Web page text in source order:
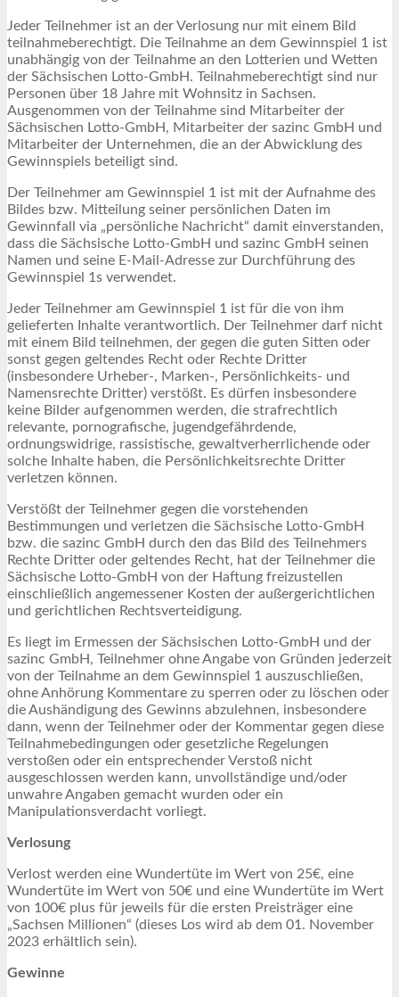
Jeder Teilnehmer ist an der Verlosung nur mit einem Bild
teilnahmeberechtigt. Die Teilnahme an dem Gewinnspiel 1 ist
unabhängig von der Teilnahme an den Lotterien und Wetten
der Sächsischen Lotto-GmbH. Teilnahmeberechtigt sind nur
Personen über 18 Jahre mit Wohnsitz in Sachsen.
Ausgenommen von der Teilnahme sind Mitarbeiter der
Sächsischen Lotto-GmbH, Mitarbeiter der sazinc GmbH und
Mitarbeiter der Unternehmen, die an der Abwicklung des
Gewinnspiels beteiligt sind.
Der Teilnehmer am Gewinnspiel 1 ist mit der Aufnahme des
Bildes bzw. Mitteilung seiner persönlichen Daten im
Gewinnfall via „persönliche Nachricht“ damit einverstanden,
dass die Sächsische Lotto-GmbH und sazinc GmbH seinen
Namen und seine E-Mail-Adresse zur Durchführung des
Gewinnspiel 1s verwendet.
Jeder Teilnehmer am Gewinnspiel 1 ist für die von ihm
gelieferten Inhalte verantwortlich. Der Teilnehmer darf nicht
mit einem Bild teilnehmen, der gegen die guten Sitten oder
sonst gegen geltendes Recht oder Rechte Dritter
(insbesondere Urheber-, Marken-, Persönlichkeits- und
Namensrechte Dritter) verstößt. Es dürfen insbesondere
keine Bilder aufgenommen werden, die strafrechtlich
relevante, pornografische, jugendgefährdende,
ordnungswidrige, rassistische, gewaltverherrlichende oder
solche Inhalte haben, die Persönlichkeitsrechte Dritter
verletzen können.
Verstößt der Teilnehmer gegen die vorstehenden
Bestimmungen und verletzen die Sächsische Lotto-GmbH
bzw. die sazinc GmbH durch den das Bild des Teilnehmers
Rechte Dritter oder geltendes Recht, hat der Teilnehmer die
Sächsische Lotto-GmbH von der Haftung freizustellen
einschließlich angemessener Kosten der außergerichtlichen
und gerichtlichen Rechtsverteidigung.
Es liegt im Ermessen der Sächsischen Lotto-GmbH und der
sazinc GmbH, Teilnehmer ohne Angabe von Gründen jederzeit
von der Teilnahme an dem Gewinnspiel 1 auszuschließen,
ohne Anhörung Kommentare zu sperren oder zu löschen oder
die Aushändigung des Gewinns abzulehnen, insbesondere
dann, wenn der Teilnehmer oder der Kommentar gegen diese
Teilnahmebedingungen oder gesetzliche Regelungen
verstoßen oder ein entsprechender Verstoß nicht
ausgeschlossen werden kann, unvollständige und/oder
unwahre Angaben gemacht wurden oder ein
Manipulationsverdacht vorliegt.
Verlosung
Verlost werden eine Wundertüte im Wert von 25€, eine
Wundertüte im Wert von 50€ und eine Wundertüte im Wert
von 100€ plus für jeweils für die ersten Preisträger eine
„Sachsen Millionen“ (dieses Los wird ab dem 01. November
2023 erhältlich sein).
Gewinne